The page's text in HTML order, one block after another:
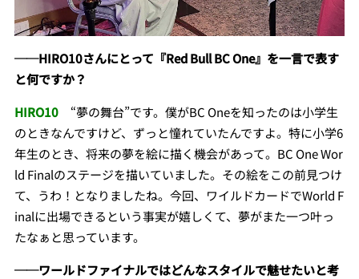
──HIRO10さんにとって『Red Bull BC One』を一言で表す
と何ですか？
HIRO10“夢の舞台”です。僕がBC Oneを知ったのは小学生
のときなんですけど、ずっと憧れていたんですよ。特に小学6
年生のとき、将来の夢を絵に描く機会があって。BC One Wor
ld Finalのステージを描いていました。その絵をこの前見つけ
て、うわ！となりましたね。今回、ワイルドカードでWorld F
inalに出場できるという事実が嬉しくて、夢がまた一つ叶っ
たなぁと思っています。
──ワールドファイナルではどんなスタイルで魅せたいと考